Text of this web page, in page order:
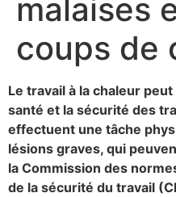
malaises
coups de
Le travail à la chaleur
santé et la sécurité des
effectuent une tâche
lésions graves, qui
la Commission des
de la sécurité du travail